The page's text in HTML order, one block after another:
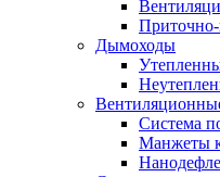
Дымоходы
Система
Манжеты